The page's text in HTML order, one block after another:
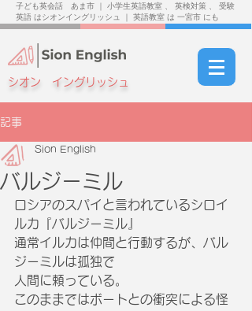
子ども英会話 あま市 ｜ 小学生英語教室 、 英検対策 、 受験
英語 はシオンイングリッシュ ｜ 英語教室 は 一宮市 にも
シオン イングリッシュ
記事
バルジーミル
Sion English
ロシアのスパイと言われているシロイ
ルカ『バルジーミル』
通常イルカは仲間と行動するが、バル
ジーミルは孤独で
人間に頼っている。
このままではボートとの衝突による怪